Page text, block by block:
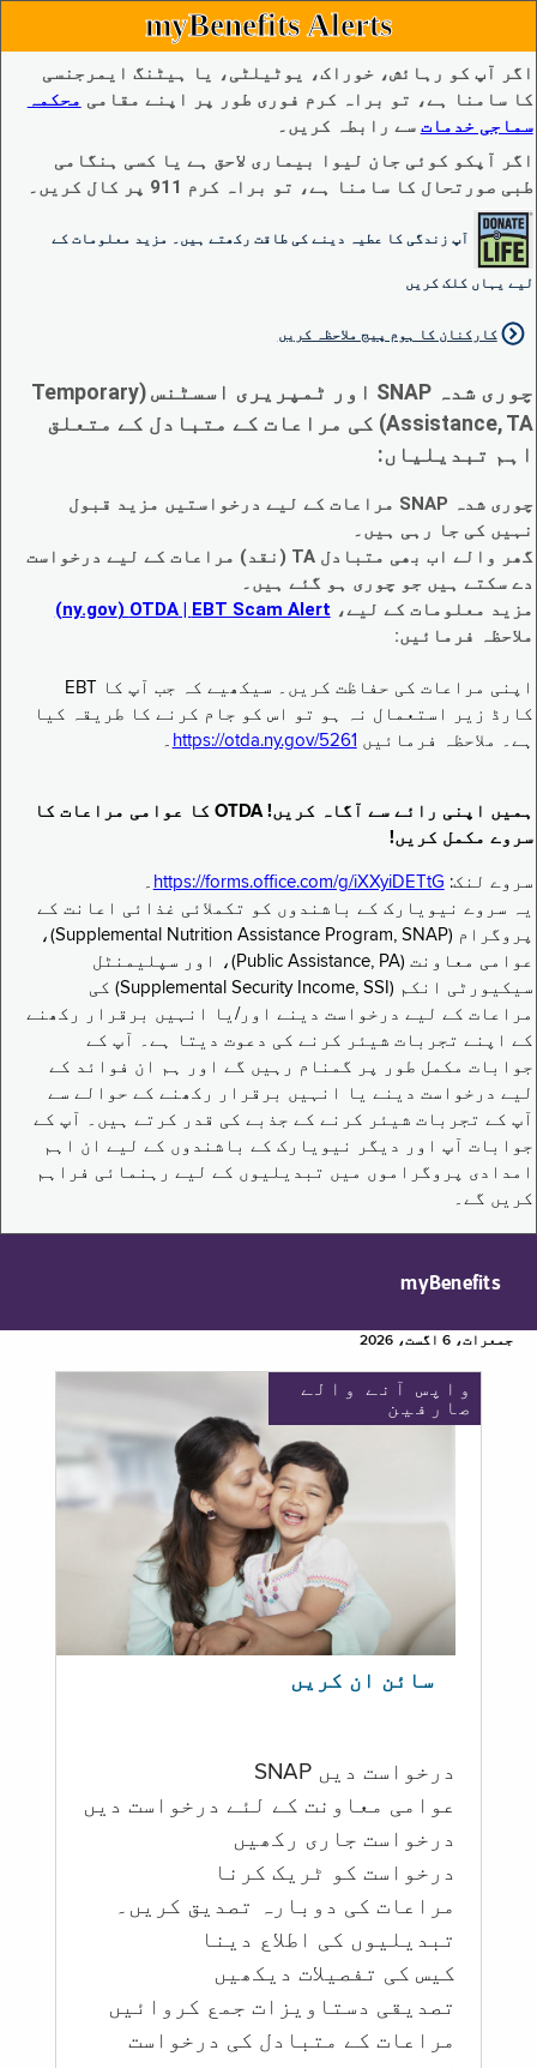
myBenefits Alerts
اگر آپ کو رہائش، خوراک، یوٹیلٹی، یا ہیٹنگ ایمرجنسی
کا سامنا ہے، تو براہ کرم فوری طور پر اپنے مقامی محکمہ
سماجی خدمات سے رابطہ کریں۔
اگر آپکو کوئی جان لیوا بیماری لاحق ہے یا کسی ہنگامی
طبی صورتحال کا سامنا ہے، تو براہ کرم 911 پر کال کریں۔
آپ زندگی کا عطیہ دینے کی طاقت رکھتے ہیں۔ مزید معلومات کے
لیے یہاں کلک کریں
کارکنان کا ہوم پیج ملاحظہ کریں
چوری شدہ SNAP اور ٹمپریری اسسٹنس (Temporary
Assistance, TA) کی مراعات کے متبادل کے متعلق
اہم تبدیلیاں:
چوری شدہ SNAP مراعات کے لیے درخواستیں مزید قبول
نہیں کی جا رہی ہیں۔
گھر والے اب بھی متبادل TA (نقد) مراعات کے لیے درخواست
دے سکتے ہیں جو چوری ہو گئے ہیں۔
مزید معلومات کے لیے، EBT Scam Alert ‏| OTDA ‏(ny.gov)
ملاحظہ فرمائیں:
اپنی مراعات کی حفاظت کریں۔ سیکھیے کہ جب آپ کا EBT
کارڈ زیر استعمال نہ ہو تو اس کو جام کرنے کا طریقہ کیا
ہے۔ ملاحظہ فرمائیں https://otda.ny.gov/5261 ۔
ہمیں اپنی رائے سے آگاہ کریں! OTDA کا عوامی مراعات کا
سروے مکمل کریں!
سروے لنک: https://forms.office.com/g/iXXyiDETtG ۔
یہ سروے نیویارک کے باشندوں کو تکملائی غذائی اعانت کے
پروگرام (Supplemental Nutrition Assistance Program, SNAP)،
عوامی معاونت (Public Assistance, PA)، اور سپلیمنٹل
سیکیورٹی انکم (Supplemental Security Income, SSI) کی
مراعات کے لیے درخواست دینے اور/یا انہیں برقرار رکھنے
کے اپنے تجربات شیئر کرنے کی دعوت دیتا ہے۔ آپ کے
جوابات مکمل طور پر گمنام رہیں گے اور ہم ان فوائد کے
لیے درخواست دینے یا انہیں برقرار رکھنے کے حوالے سے
آپ کے تجربات شیئر کرنے کے جذبے کی قدر کرتے ہیں۔ آپ کے
جوابات آپ اور دیگر نیویارک کے باشندوں کے لیے ان اہم
امدادی پروگراموں میں تبدیلیوں کے لیے رہنمائی فراہم
کریں گے۔
myBenefits
جمعرات، 6 اگست، 2026
واپس آنے والے
صارفین
سائن ان کریں
درخواست دیں SNAP
عوامی معاونت کے لئے درخواست دیں
درخواست جاری رکھیں
درخواست کو ٹریک کرنا
مراعات کی دوبارہ تصدیق کریں۔
تبدیلیوں کی اطلاع دینا
کیس کی تفصیلات دیکھیں
تصدیقی دستاویزات جمع کروائیں
مراعات کے متبادل کی درخواست